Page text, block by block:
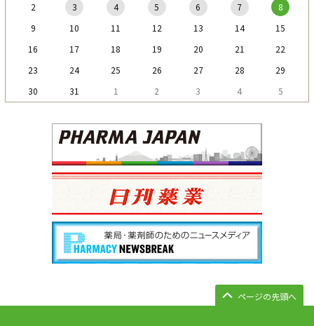
2
3 4 5 6 7
8
9
10 11 12 13 14
15
16
17 18 19 20 21
22
23
24 25 26 27 28
29
30
31 1 2 3 4 5
ページの先頭へ